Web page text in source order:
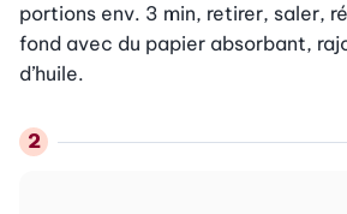
portions env. 3 min, retirer, saler,
fond avec du papier absorbant,
d’huile.